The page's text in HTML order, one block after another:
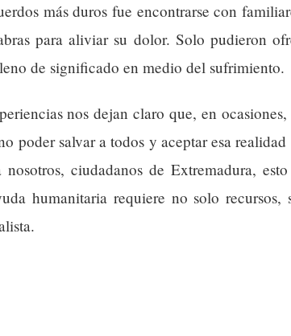
más duros fue encontrarse con
para aliviar su dolor. Solo pudieron
de significado en medio del sufrimiento.
nos dejan claro que, en
poder salvar a todos y aceptar esa
nosotros, ciudadanos de Extremadura,
humanitaria requiere no solo recursos,